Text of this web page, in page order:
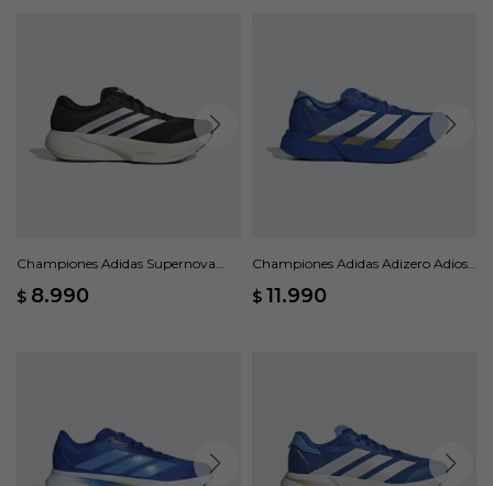
Championes Adidas Supernova
$ 8.990
Championes Adidas Adizero Adios
$ 11.990